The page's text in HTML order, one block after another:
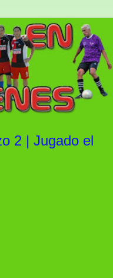
2 | Jugado el